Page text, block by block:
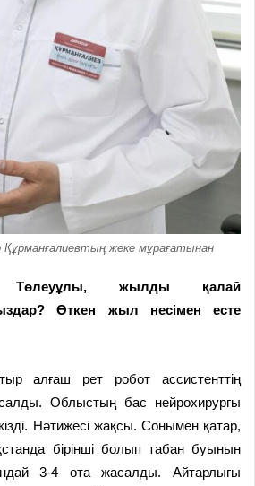
Құрманғалиевтың жеке мұрағатынан
Төлеуұлы, жылды қалай
Өткен жыл несімен есте
алғаш рет робот ассистенттің
Облыстың бас нейрохирургы
Нәтижесі жақсы. Сонымен қатар,
бірінші болып табан буынын
3-4 ота жасалды. Айтарлығы